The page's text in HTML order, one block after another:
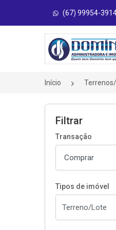
(67) 99954-
Página inicial
Início
Filtrar
Transação
Tipos de imóvel